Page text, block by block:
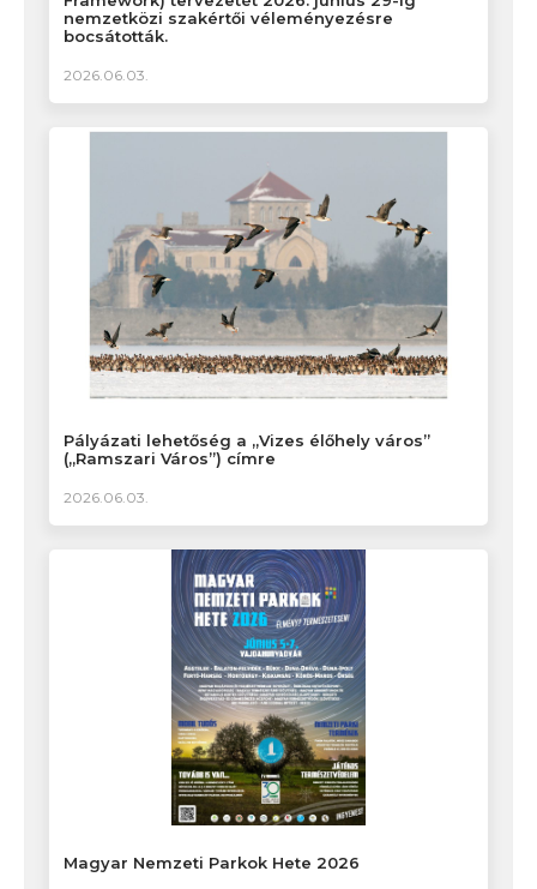
nemzetközi szakértői véleményezésre
bocsátották.
2026.06.03.
Pályázati lehetőség a „Vizes élőhely város”
(„Ramszari Város”) címre
2026.06.03.
Magyar Nemzeti Parkok Hete 2026